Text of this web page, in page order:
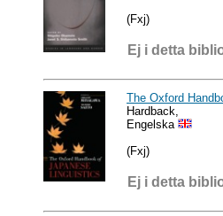
(Fxj)
Ej i detta
The Oxford
Hardback,
Engelska
(Fxj)
Ej i detta